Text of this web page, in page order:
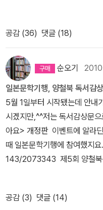
있겠어?''우리 도서관은 어린
아.''그래도 그렇지. 그게 뭐야,
화로 악을 써댄 독서회원 덕분
니다. 요건 남편이 해준 선물
해째 커튼을 제대로 걸지 않고
데어제 드디어 거실 창에 짝으
는 고리가 많이 빠져서 제대로
넣어 마무리했어요.누가?내
거에요.^^저 커튼이 우리 큰
9만원을 주고 만들었는데23
ㅋㅋ 거실 전면에 있던 잡동
책을 꽂았더니 보기에 좀 낫
센티 세로 120센티 책꽂이를
공감 (36) 댓글 (18)
순오기
일본문학기행, 양철북 독서감
5월 1일부터 시작됐는데 안내
시겠지만,^^저는 독서감상문
아요> 개정판 이벤트에 알라
때 일본문학기행에 참여했
143/2073343 제5회 양철북
(월)~5월 31일(월)(마감일 소
상문 부문 : 중등부/고등부/일
공감 (3) 댓글 (14)